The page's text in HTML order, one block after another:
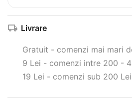
Livrare
Gratuit - comenzi mai mari
9 Lei - comenzi intre 200 -
19 Lei - comenzi sub 200 Lei